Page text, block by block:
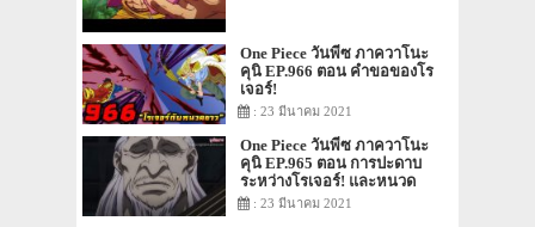
One Piece วันพีซ ภาควาโนะ
คุนิ EP.966 ตอน คำขอของโร
เจอร์!
: 23 มีนาคม 2021
One Piece วันพีซ ภาควาโนะ
คุนิ EP.965 ตอน การปะดาบ
ระหว่างโรเจอร์! และหนวด
ขาว!: 23 มีนาคม 2021